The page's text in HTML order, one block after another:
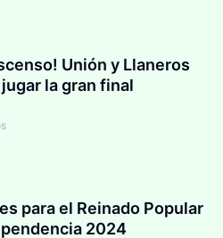
Unión y Llaneros
la gran final
para el Reinado Popular
2024